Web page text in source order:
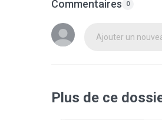
Commentaires 0
Ajouter un
Plus de ce